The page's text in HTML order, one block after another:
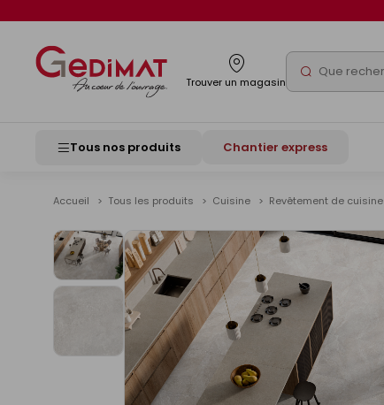
Trouver un magasin Rechercher
Tous nos produits Chantier express
Accueil Tous les produits Cuisine Revêtement de cuisine
Voir
les
images